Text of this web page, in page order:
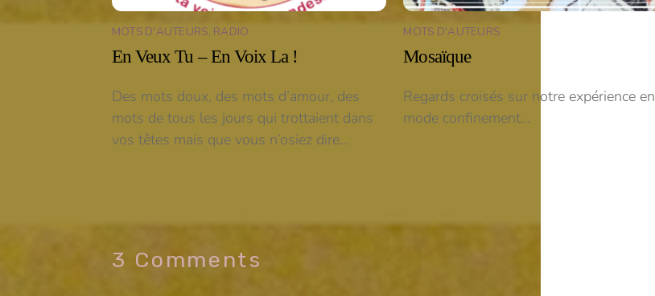
MOTS D'AUTEURS, RADIO
En Veux Tu – En Voix La !
Des mots doux, des mots d’amour, des
mots de tous les jours qui trottaient dans
vos têtes mais que vous n’osiez dire…
MOTS D'AUTEURS
Mosaïque
Regards croisés sur notre expérience en
mode confinement…
3 Comments